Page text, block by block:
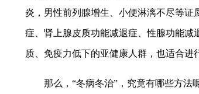
炎，男性前列腺增生、小便淋漓不尽等证
症、肾上腺皮质功能减退症、性腺功能
质、免疫力低下的亚健康人群，也适合进
那么，“冬病冬治”，究竟有哪些方法